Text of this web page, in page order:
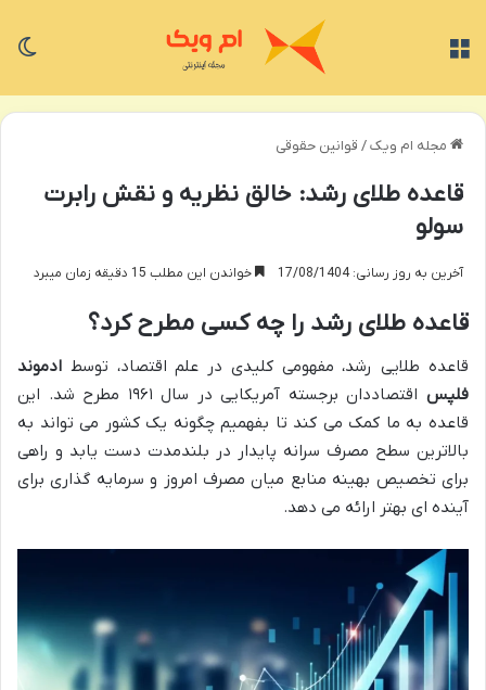
مجله ام ویک/ قوانین حقوقی
قاعده طلای رشد: خالق نظریه و نقش رابرت
سولو
آخرین به روز رسانی: 17/08/1404 خواندن این مطلب 15 دقیقه زمان میبرد
قاعده طلای رشد را چه کسی مطرح کرد؟
قاعده طلایی رشد، مفهومی کلیدی در علم اقتصاد، توسط ادموند
فلپس
اقتصاددان برجسته آمریکایی در سال ۱۹۶۱ مطرح شد. این
قاعده به ما کمک می کند تا بفهمیم چگونه یک کشور می تواند به
بالاترین سطح مصرف سرانه پایدار در بلندمدت دست یابد و راهی
برای تخصیص بهینه منابع میان مصرف امروز و سرمایه گذاری برای
آینده ای بهتر ارائه می دهد.